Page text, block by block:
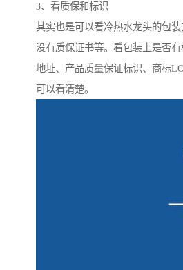
3、看质保和标识
其实也是可以看冷热水龙头的包
没有质保证书等。看包装上是否有
地址、产品质量保证标识、商标
可以看清楚。